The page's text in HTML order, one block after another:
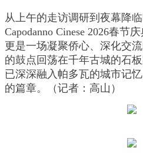
从上午的走访调研到夜幕降
Capodanno Cinese 2026春节
更是一场凝聚侨心、深化交
的鼓点回荡在千年古城的石
已深深融入帕多瓦的城市记
的篇章。（记者：高山）